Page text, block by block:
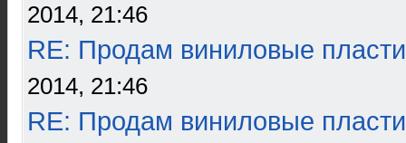
2014, 21:46
RE: Продам виниловые
2014, 21:46
RE: Продам виниловые